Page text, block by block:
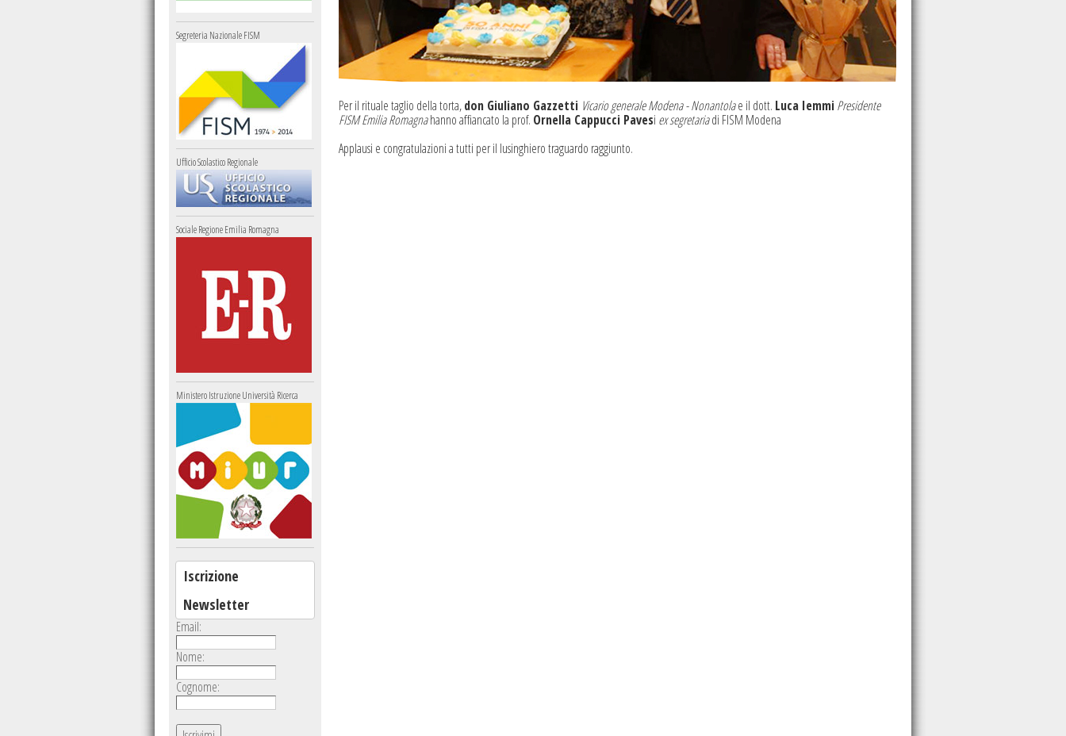
Per il rituale taglio della torta,don Giuliano Gazzetti Vicario generale Modena - Nonantolae il dott. Luca IemmiPresidente
FISM Emilia Romagnahanno affiancato la prof. Ornella Cappucci Pavesi ex segretariadi FISM Modena
Applausi e congratulazioni a tutti per il lusinghiero traguardo raggiunto.
Segreteria Nazionale FISM
Ufficio Scolastico Regionale
Sociale Regione Emilia Romagna
Ministero Istruzione Università Ricerca
Iscrizione
Newsletter
Email:
Nome:
Cognome: